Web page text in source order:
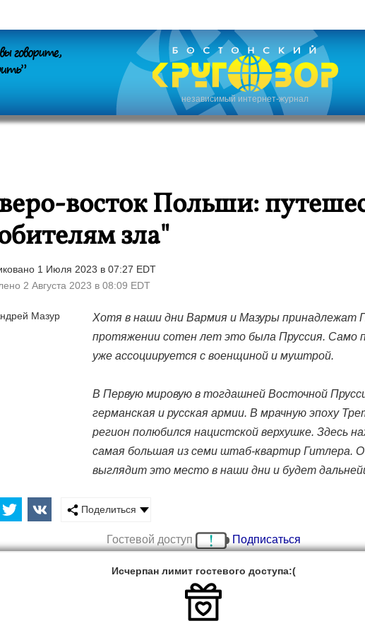
независимый интернет-журнал
восток Польши:
зла"
1 Июля 2023 в 07:27 EDT
2 Августа 2023 в 08:09 EDT
Мазур
Хотя в наши дни Вармия и Мазуры принадлежат
протяжении сотен лет это была Пруссия. Само
уже ассоциируется с военщиной и муштрой.
В Первую мировую в тогдашней Восточной
германская и русская армии. В мрачную эпоху
регион полюбился нацистской верхушке. Здесь
самая большая из семи штаб-квартир Гитлера.
выглядит это место в наши дни и будет
Поделиться
Гостевой доступ Подписаться
Исчерпан лимит гостевого доступа:(
ге­ог­ра­фии
ска­зано вы­ше - Вар­мин­ско-Ма­зур­ское во­еводс­тво за­нима­ет